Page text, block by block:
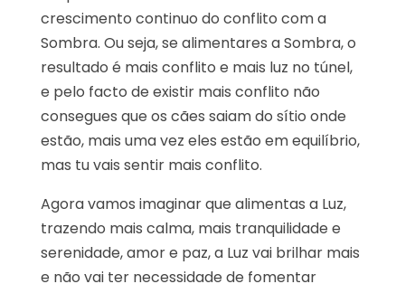
crescimento continuo do conflito com a
Sombra. Ou seja, se alimentares a Sombra, o
resultado é mais conflito e mais luz no túnel,
e pelo facto de existir mais conflito não
consegues que os cães saiam do sítio onde
estão, mais uma vez eles estão em equilíbrio,
mas tu vais sentir mais conflito.
Agora vamos imaginar que alimentas a Luz,
trazendo mais calma, mais tranquilidade e
serenidade, amor e paz, a Luz vai brilhar mais
e não vai ter necessidade de fomentar